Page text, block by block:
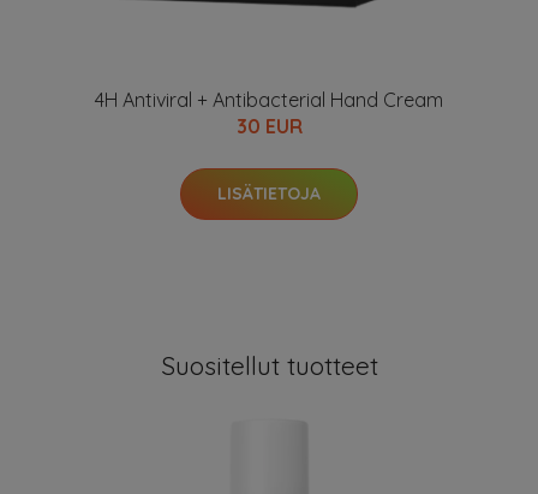
4H Antiviral + Antibacterial Hand Cream
30 EUR
LISÄTIETOJA
Suositellut tuotteet